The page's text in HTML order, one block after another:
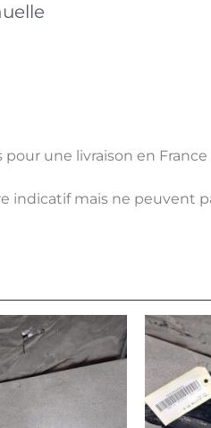
pour une livraison en
indicatif mais ne peuvent